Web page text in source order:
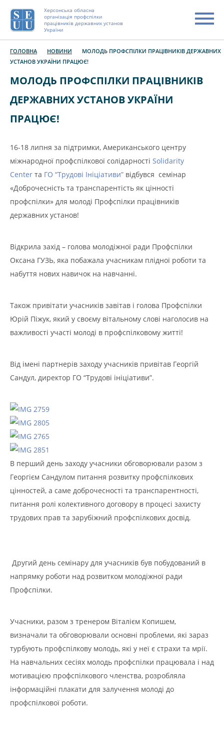
Херсонська обласна
організація профспілки
працівників державних установ
України
ГОЛОВНА НОВИНИ
МОЛОДЬ ПРОФСПІЛКИ ПРАЦІВНИКІВ ДЕРЖАВНИХ
УСТАНОВ УКРАЇНИ ПРАЦЮЄ!
МОЛОДЬ ПРОФСПІЛКИ ПРАЦІВНИКІВ
ДЕРЖАВНИХ УСТАНОВ УКРАЇНИ
ПРАЦЮЄ!
16-18 липня за підтримки, Американського центру
міжнародної профспілкової солідарності Solidarity
Center та ГО “Трудові Ініціативи” відбувся семінар
«Доброчесність та транспарентість як цінності
профспілки» для молоді Профспілки працівників
державних установ!
Відкрила захід – голова молодіжної ради Профспілки
Оксана ГУЗЬ, яка побажала учасникам плідної роботи та
набуття нових навичок на навчанні.
Також привітати учасників завітав і голова Профспілки
Юрій Піжук, який у своєму вітальному слові наголосив на
важливості участі молоді в профспілковому житті!
Від імені партнерів заходу учасників привітав Георгій
Сандул, директор ГО “Трудові ініціативи”.
В перший день заходу учасники обговорювали разом з
Георгієм Сандулом питання розвитку профспілкових
цінностей, а саме доброчесності та транспарентності,
питання ролі колективного договору в процесі захисту
трудових прав та зарубіжний профспілкових досвід.
Другий день семінару для учасників був побудований в
напрямку роботи над розвитком молодіжної ради
Профспілки.
Учасники, разом з тренером Віталієм Копишем,
визначали та обговорювали основні проблеми, які зараз
турбують профспілкову молодь, які у неї є страхи та мрії.
На навчальних сесіях молодь профспілки працювала і над
мотивацією профспілкового членства, розробляла
інформаційні плакати для залучення молоді до
профспілкової роботи.